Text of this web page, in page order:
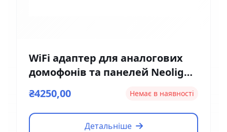
WiFi адаптер для аналогових
домофонів та панелей Neolight
₴4250,00 Немає в наявності
Детальніше